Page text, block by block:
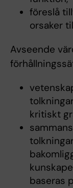
föreslå
orsaker
Avseende
kritiskt
baseras